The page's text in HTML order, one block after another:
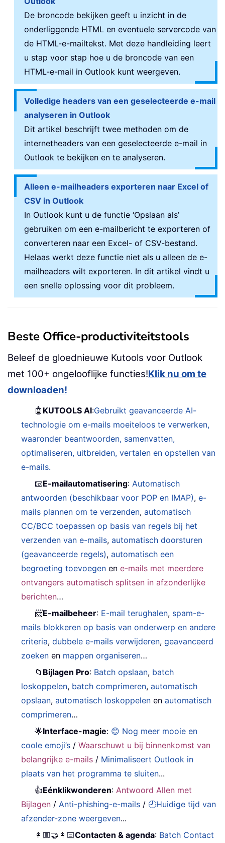
De broncode bekijken geeft u inzicht in de
onderliggende HTML en eventuele servercode van
de HTML-e-mailtekst. Met deze handleiding leert
u stap voor stap hoe u de broncode van een
HTML-e-mail in Outlook kunt weergeven.
Volledige headers van een geselecteerde e-mail
analyseren in Outlook
Dit artikel beschrijft twee methoden om de
internetheaders van een geselecteerde e-mail in
Outlook te bekijken en te analyseren.
Alleen e-mailheaders exporteren naar Excel of
CSV in Outlook
In Outlook kunt u de functie ‘Opslaan als’
gebruiken om een e-mailbericht te exporteren of
converteren naar een Excel- of CSV-bestand.
Helaas werkt deze functie niet als u alleen de e-
mailheaders wilt exporteren. In dit artikel vindt u
een snelle oplossing voor dit probleem.
Beste Office-productiviteitstools
Beleef de gloednieuwe Kutools voor Outlook
met 100+ ongelooflijke functies!Klik nu om te
downloaden!
🤖 KUTOOLS AI:Gebruikt geavanceerde AI-
technologie om e-mails moeiteloos te verwerken,
waaronder beantwoorden, samenvatten,
optimaliseren, uitbreiden, vertalen en opstellen van
e-mails.
📧E-mailautomatisering: Automatisch
antwoorden (beschikbaar voor POP en IMAP),e-
mails plannen om te verzenden,automatisch
CC/BCC toepassen op basis van regels bij het
verzenden van e-mails,automatisch doorsturen
(geavanceerde regels),automatisch een
begroeting toevoegen ene-mails met meerdere
ontvangers automatisch splitsen in afzonderlijke
berichten…
📨E-mailbeheer: E-mail terughalen, spam-e-
mails blokkeren op basis van onderwerp en andere
criteria,dubbele e-mails verwijderen,geavanceerd
zoeken en mappen organiseren…
📁 Bijlagen Pro: Batch opslaan, batch
loskoppelen, batch comprimeren,automatisch
opslaan,automatisch loskoppelen enautomatisch
comprimeren…
🌟Interface-magie: 😊 Nog meer mooie en
coole emoji’s /Waarschuwt u bij binnenkomst van
belangrijke e-mails / Minimaliseert Outlook in
plaats van het programma te sluiten...
👍Eénklikwonderen: Antwoord Allen met
Bijlagen / Anti-phishing-e-mails / 🕘Huidige tijd van
afzender-zone weergeven...
👩🏼‍🤝‍👩🏻Contacten & agenda: Batch Contact